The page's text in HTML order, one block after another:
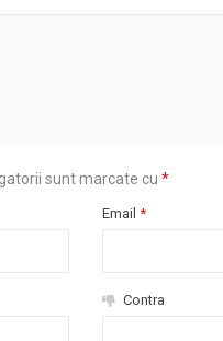
sunt marcate cu *
Email *
Contra